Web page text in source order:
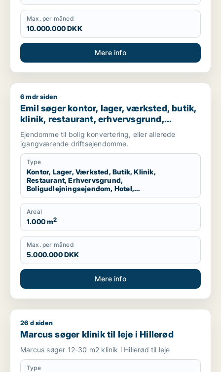
Max. per måned
10.000.000 DKK
Mere info
Emil søger kontor, lager, værksted, butik, klinik,
6 mdr siden
Emil søger kontor, lager, værksted, butik,
klinik, restaurant, erhvervsgrund,
boligudlejningsejendom, hotel,
produktionslokaler eller garage til salg i
Nordsjælland
Ejendomme til bolig konvertering, eller allerede
igangværende driftsejendomme.
Type
Kontor, Lager, Værksted, Butik, Klinik,
Restaurant, Erhvervsgrund,
Boligudlejningsejendom, Hotel,
Produktionslokaler, Garage
Areal
1.000 m2
Max. per måned
5.000.000 DKK
Mere info
Marcus søger klinik til leje i Hillerød
26 d siden
Marcus søger klinik til leje i Hillerød
Marcus søger 12-30 m2 klinik i Hillerød til leje
Type